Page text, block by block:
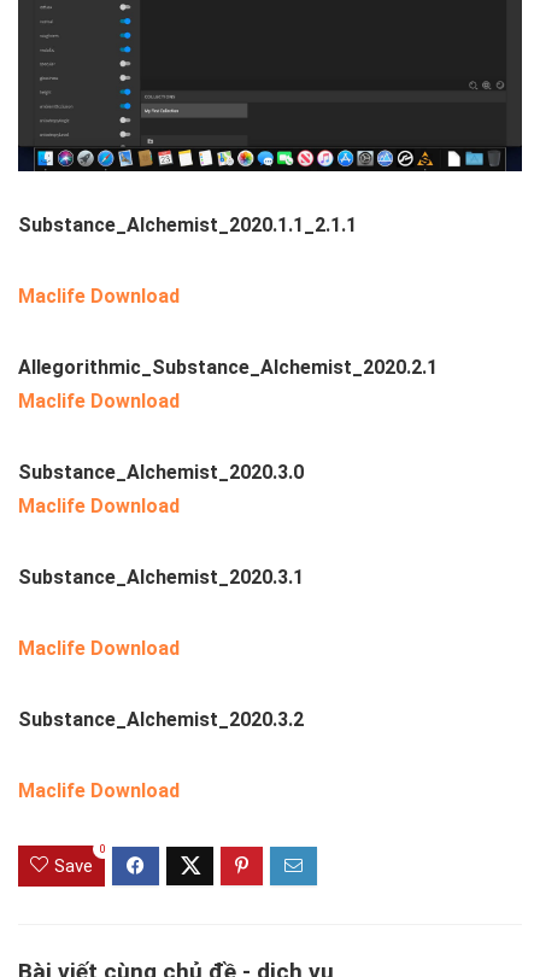
Substance_Alchemist_2020.1.1_2.1.1
Maclife Download
Allegorithmic_Substance_Alchemist_2020.2.1
Maclife Download
Substance_Alchemist_2020.3.0
Maclife Download
Substance_Alchemist_2020.3.1
Maclife Download
Substance_Alchemist_2020.3.2
Maclife Download
Save
0
Bài viết cùng chủ đề - dịch vụ